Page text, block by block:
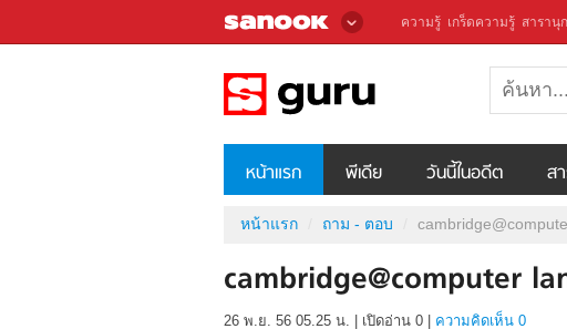
ความรู้ เกร็ดความรู้ สารานุ
หน้าแรก พีเดีย วันนี้ในอดีต ส
หน้าแรก ถาม - ตอบ
cambridge@computer
26 พ.ย. 56 05.25 น. เปิดอ่าน 0 ความคิดเห็น 0